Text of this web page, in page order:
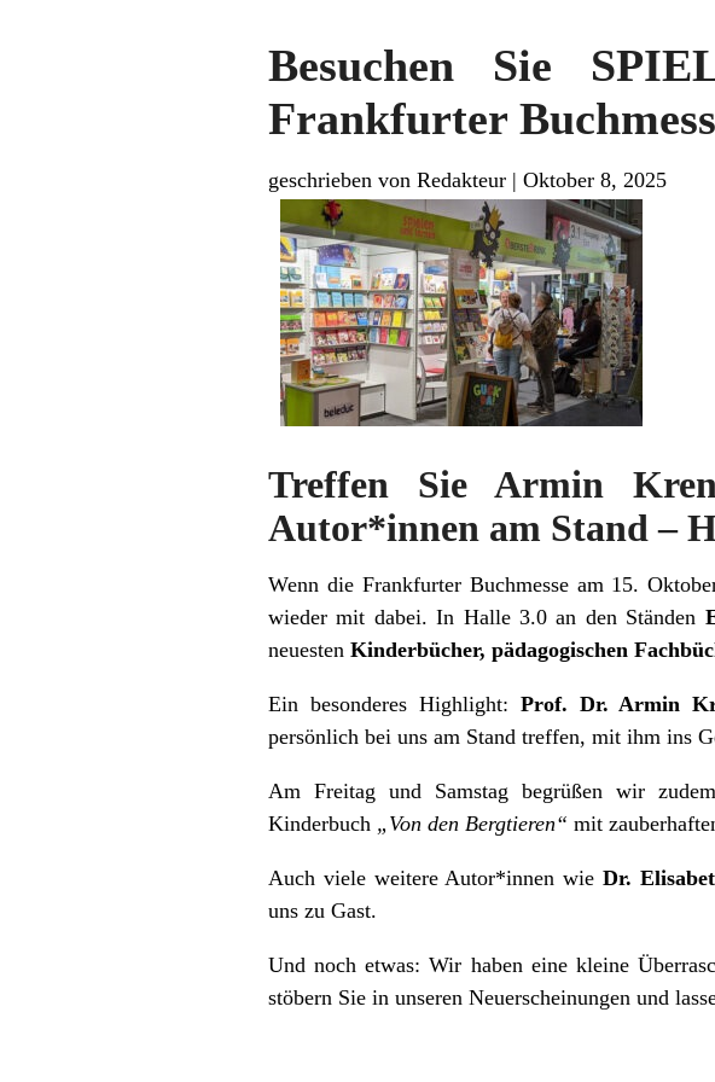
Besuchen Sie
Frankfurter
geschrieben von Redakteur | Oktober 8, 2025
Treffen Sie Armin
Autor*innen am Stand –
Wenn die Frankfurter Buchmesse am 15.
wieder mit dabei. In Halle 3.0 an den Ständen
neuesten Kinderbücher, pädagogischen
Ein besonderes Highlight: Prof. Dr. Armin
persönlich bei uns am Stand treffen, mit ihm ins
Am Freitag und Samstag begrüßen wir
Kinderbuch „Von den Bergtieren“ mit
Auch viele weitere Autor*innen wieDr.
uns zu Gast.
Und noch etwas: Wir haben eine kleine
stöbern Sie in unseren Neuerscheinungen und